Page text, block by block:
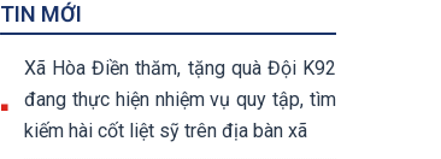
TIN MỚI
Xã Hòa Điền thăm, tặng quà Đội K92
đang thực hiện nhiệm vụ quy tập, tìm
kiếm hài cốt liệt sỹ trên địa bàn xã